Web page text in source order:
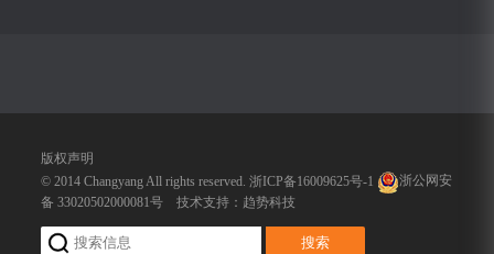
版权声明
© 2014 Changyang All rights reserved. 浙ICP备16009625号-1
浙公网安
备 33020502000081号 技术支持： 趋势科技
搜索